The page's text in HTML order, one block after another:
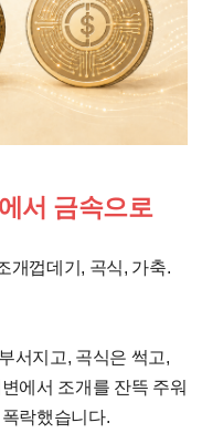
서 금속으로
개껍데기, 곡식, 가축.
서지고, 곡식은 썩고,
에서 조개를 잔뜩 주워
락했습니다.